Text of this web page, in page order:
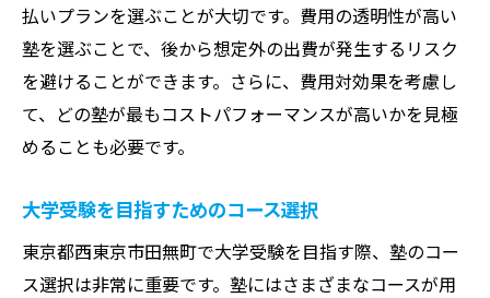
選ぶべき塾のカリキュラムと料金
塾選びで失敗しないためのポイント
塾の料金プランの賢い選び方
田無町の塾で大学受験に成功するための費用面
の注意点
大学受験塾の費用に関する基礎知識
予算内で最大の成果を引き出す方法
費用面でのリスクを最小化する対策
払いプランを選ぶことが大切です。費用の透明性が高い
塾を選ぶことで、後から想定外の出費が発生するリスク
を避けることができます。さらに、費用対効果を考慮し
て、どの塾が最もコストパフォーマンスが高いかを見極
めることも必要です。
大学受験を目指すためのコース選択
東京都西東京市田無町で大学受験を目指す際、塾のコー
ス選択は非常に重要です。塾にはさまざまなコースが用